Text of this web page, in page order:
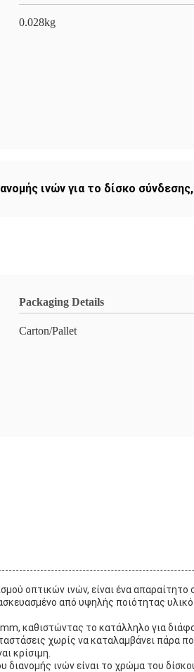
0.028kg
ινών για το δίσκο σύνδεσης,
Packaging Details
Carton/Pallet
οπτικών ινών, είναι ένα
από υψηλής ποιότητας
καθιστώντας το κατάλληλο για
χωρίς να καταλαμβάνει πάρα
κρίσιμη.
ινών είναι το χρώμα του